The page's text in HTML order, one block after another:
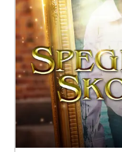
Elna: Sue Lemström Elever på skolgården
Livia Ahlström,
Salma Sarkola,
Vi andra som har
Ahlstedt, Clas
Gammals, Anne
Ingman, Anna-
Are Nikkinen. Äventyret är gjort av Svenska Yle
drama. Vi hoppas att du ska ha en rolig och